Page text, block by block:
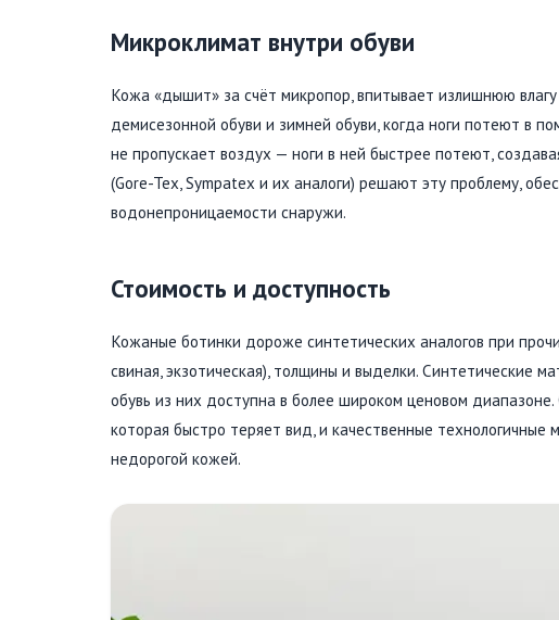
Микроклимат внутри обуви
Кожа «дышит» за счёт микропор, впитывает излишнюю
демисезонной обуви и зимней обуви, когда ноги потеют в
не пропускает воздух — ноги в ней быстрее потеют,
(Gore-Tex, Sympatex и их аналоги) решают эту проблему,
водонепроницаемости снаружи.
Стоимость и доступность
Кожаные ботинки дороже синтетических аналогов при
свиная, экзотическая), толщины и выделки. Синтетические
обувь из них доступна в более широком ценовом
которая быстро теряет вид, и качественные технологичные
недорогой кожей.